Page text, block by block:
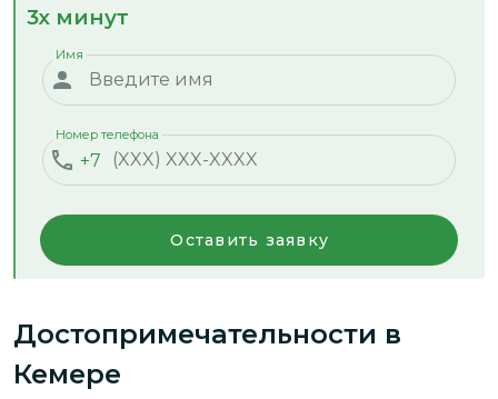
3х минут
Имя
+7
Номер телефона
Оставить заявку
Достопримечательности в
Кемере